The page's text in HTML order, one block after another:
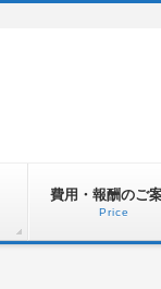
費用・報酬のご
Price